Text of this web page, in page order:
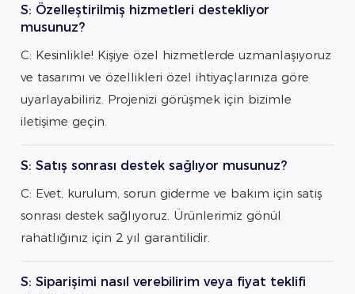
S: Özelleştirilmiş hizmetleri destekliyor
musunuz?
C: Kesinlikle! Kişiye özel hizmetlerde uzmanlaşıyoruz
ve tasarımı ve özellikleri özel ihtiyaçlarınıza göre
uyarlayabiliriz. Projenizi görüşmek için bizimle
iletişime geçin.
S: Satış sonrası destek sağlıyor musunuz?
C: Evet, kurulum, sorun giderme ve bakım için satış
sonrası destek sağlıyoruz. Ürünlerimiz gönül
rahatlığınız için 2 yıl garantilidir.
S: Siparişimi nasıl verebilirim veya fiyat teklifi